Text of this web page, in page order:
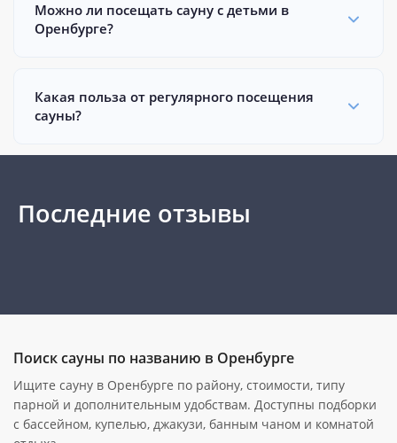
Можно ли посещать сауну с детьми в
Оренбурге?
Какая польза от регулярного посещения
сауны?
Последние отзывы
Поиск сауны по названию в Оренбурге
Ищите сауну в Оренбурге по району, стоимости, типу
парной и дополнительным удобствам. Доступны подборки
с бассейном, купелью, джакузи, банным чаном и комнатой